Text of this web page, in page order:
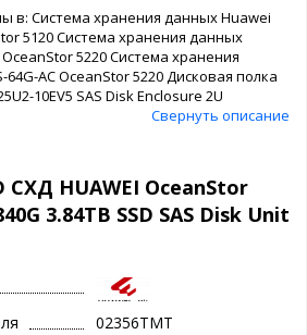
в: Система хранения данных Huawei
5120 Система хранения данных
OceanStor 5220 Система хранения
AC OceanStor 5220 Дисковая полка
10EV5 SAS Disk Enclosure 2U
Свернуть описание
СХД HUAWEI OceanStor
3.84TB SSD SAS Disk Unit
02356TMT